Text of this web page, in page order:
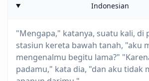
Indonesian
"Mengapa," katanya, suatu kali, di
stasiun kereta bawah tanah, "aku
mengenalmu begitu lama?"
padamu," kata dia, "dan aku tidak